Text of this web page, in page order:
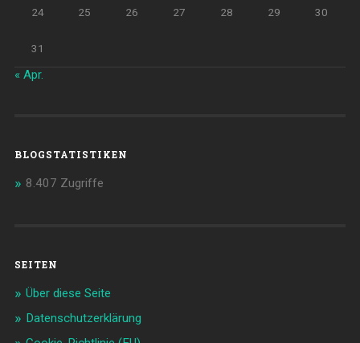
24 25 26 27 28 29 30
31
« Apr.
BLOGSTATISTIKEN
8.407 Zugriffe
SEITEN
Über diese Seite
Datenschutzerklärung